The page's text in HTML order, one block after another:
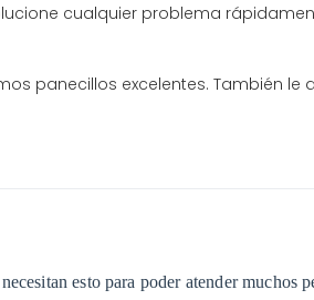
cualquier problema
panecillos excelentes. También le
esto para poder atender muchos